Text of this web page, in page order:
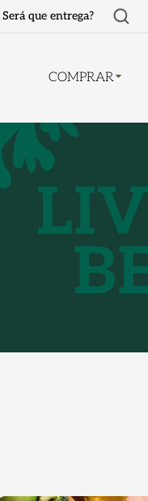
Será que entrega?
Abrir
busca
COMPRAR